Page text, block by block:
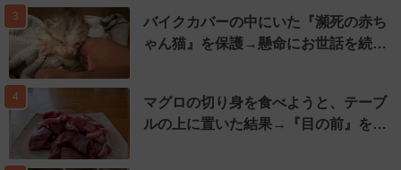
3
バイクカバーの中にいた『瀕死の赤ち
ゃん猫』を保護→懸命にお世話を続…
4
マグロの切り身を食べようと、テーブ
ルの上に置いた結果→『目の前』を…